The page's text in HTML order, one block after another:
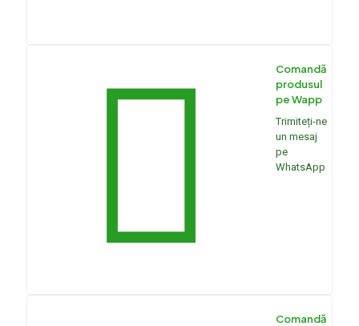
Comandă
produsul
pe Wapp
Trimiteți-ne
un mesaj
pe
WhatsApp
Comandă